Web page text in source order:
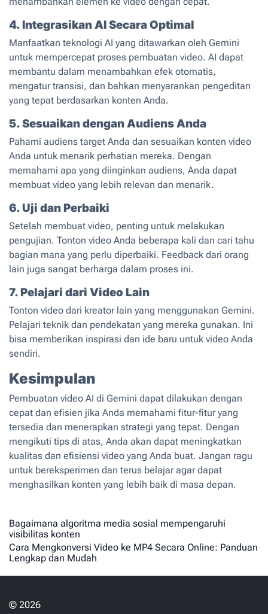
4. Integrasikan AI Secara Optimal
Manfaatkan teknologi AI yang ditawarkan oleh Gemini
untuk mempercepat proses pembuatan video. AI dapat
membantu dalam menambahkan efek otomatis,
mengatur transisi, dan bahkan menyarankan pengeditan
yang tepat berdasarkan konten Anda.
5. Sesuaikan dengan Audiens Anda
Pahami audiens target Anda dan sesuaikan konten video
Anda untuk menarik perhatian mereka. Dengan
memahami apa yang diinginkan audiens, Anda dapat
membuat video yang lebih relevan dan menarik.
6. Uji dan Perbaiki
Setelah membuat video, penting untuk melakukan
pengujian. Tonton video Anda beberapa kali dan cari tahu
bagian mana yang perlu diperbaiki. Feedback dari orang
lain juga sangat berharga dalam proses ini.
7. Pelajari dari Video Lain
Tonton video dari kreator lain yang menggunakan Gemini.
Pelajari teknik dan pendekatan yang mereka gunakan. Ini
bisa memberikan inspirasi dan ide baru untuk video Anda
sendiri.
Kesimpulan
Pembuatan video AI di Gemini dapat dilakukan dengan
cepat dan efisien jika Anda memahami fitur-fitur yang
tersedia dan menerapkan strategi yang tepat. Dengan
mengikuti tips di atas, Anda akan dapat meningkatkan
kualitas dan efisiensi video yang Anda buat. Jangan ragu
untuk bereksperimen dan terus belajar agar dapat
menghasilkan konten yang lebih baik di masa depan.
N
a
v
i
a
Bagaimana algoritma media sosial mempengaruhi
visibilitas konten
Cara Mengkonversi Video ke MP4 Secara Online: Panduan
Lengkap dan Mudah
© 2026